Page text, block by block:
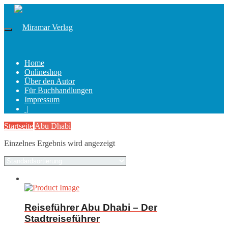
Home
Onlineshop
Über den Autor
Für Buchhandlungen
Impressum
|
Startseite Abu Dhabi
Einzelnes Ergebnis wird angezeigt
Reiseführer Abu Dhabi – Der
Stadtreiseführer